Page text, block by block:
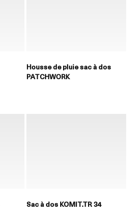
Housse de pluie sac à dos
PATCHWORK
Sac à dos KOMIT.TR 34